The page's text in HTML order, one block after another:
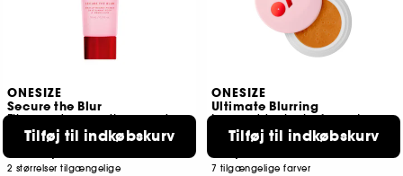
ONESIZE
Secure the Blur
Fikserende og udjævnende base
554
2 størrelser tilgængelige
Tilføj til indkøbskurv
ONESIZE
Ultimate Blurring
Løs pudder i rejseformat
1070
165,00 KR
7 tilgængelige farver
Tilføj til indkøbskurv